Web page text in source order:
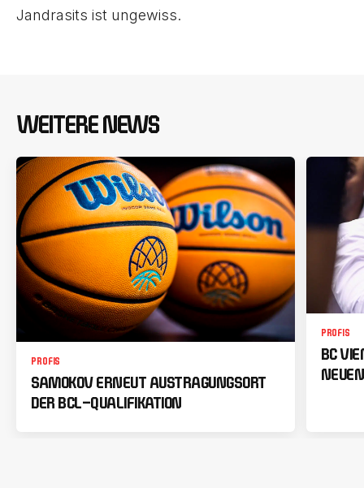
Jandrasits ist ungewiss.
WEITERE NEWS
PROFIS
SAMOKOV ERNEUT AUSTRAGUNGSORT
DER BCL-QUALIFIKATION
PROFIS
BC